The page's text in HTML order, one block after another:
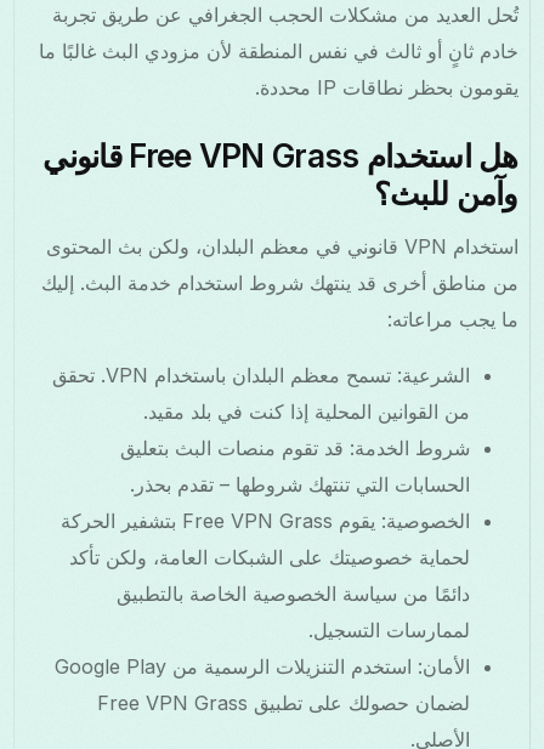
تُحل العديد من مشكلات الحجب الجغرافي عن طريق تجربة
خادم ثانٍ أو ثالث في نفس المنطقة لأن مزودي البث غالبًا ما
يقومون بحظر نطاقات IP محددة.
هل استخدام Free VPN Grass قانوني
وآمن للبث؟
استخدام VPN قانوني في معظم البلدان، ولكن بث المحتوى
من مناطق أخرى قد ينتهك شروط استخدام خدمة البث. إليك
ما يجب مراعاته:
الشرعية: تسمح معظم البلدان باستخدام VPN. تحقق
من القوانين المحلية إذا كنت في بلد مقيد.
شروط الخدمة: قد تقوم منصات البث بتعليق
الحسابات التي تنتهك شروطها – تقدم بحذر.
الخصوصية: يقوم Free VPN Grass بتشفير الحركة
لحماية خصوصيتك على الشبكات العامة، ولكن تأكد
دائمًا من سياسة الخصوصية الخاصة بالتطبيق
لممارسات التسجيل.
الأمان: استخدم التنزيلات الرسمية من Google Play
لضمان حصولك على تطبيق Free VPN Grass
الأصلي.